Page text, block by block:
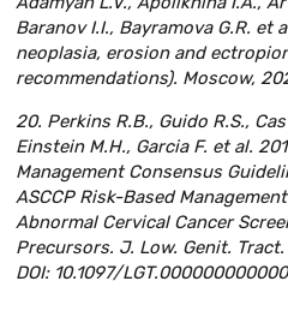
Baranov I.I., Bayramova G.R. et
neoplasia, erosion and
recommendations). Moscow,
20. Perkins R.B., Guido R.S.,
Einstein M.H., Garcia F. et al.
Management Consensus
ASCCP Risk-Based
Abnormal Cervical Cancer
Precursors. J. Low. Genit.
DOI: 10.1097/